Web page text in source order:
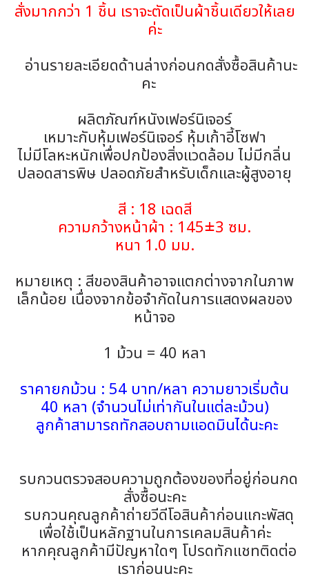
สั่งมากกว่า 1 ชิ้น เราจะตัดเป็นผ้าชิ้นเดียวให้เลย
ค่ะ
อ่านรายละเอียดด้านล่างก่อนกดสั่งซื้อสินค้านะ
คะ
ผลิตภัณฑ์หนังเฟอร์นิเจอร์
เหมาะกับหุ้มเฟอร์นิเจอร์ หุ้มเก้าอี้โซฟา
ไม่มีโลหะหนักเพื่อปกป้องสิ่งแวดล้อม ไม่มีกลิ่น
ปลอดสารพิษ ปลอดภัยสำหรับเด็กและผู้สูงอายุ
สี : 18 เฉดสี
ความกว้างหน้าผ้า : 145±3 ซม.
หนา 1.0 มม.
หมายเหตุ : สีของสินค้าอาจแตกต่างจากในภาพ
เล็กน้อย เนื่องจากข้อจำกัดในการแสดงผลของ
หน้าจอ
1 ม้วน = 40 หลา
ราคายกม้วน : 54 บาท/หลา ความยาวเริ่มต้น
40 หลา (จำนวนไม่เท่ากันในแต่ละม้วน)
ลูกค้าสามารถทักสอบถามแอดมินได้นะคะ
รบกวนตรวจสอบความถูกต้องของที่อยู่ก่อนกด
สั่งซื้อนะคะ
รบกวนคุณลูกค้าถ่ายวีดีโอสินค้าก่อนแกะพัสดุ
เพื่อใช้เป็นหลักฐานในการเคลมสินค้าค่ะ
หากคุณลูกค้ามีปัญหาใดๆ โปรดทักแชทติดต่อ
เราก่อนนะคะ